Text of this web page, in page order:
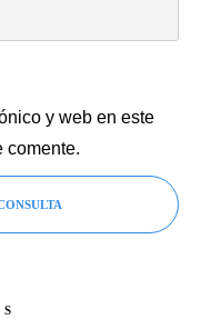
y web en este
comente.